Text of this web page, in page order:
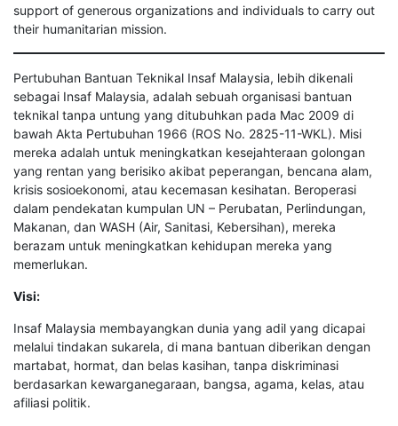
support of generous organizations and individuals to carry out
their humanitarian mission.
Pertubuhan Bantuan Teknikal Insaf Malaysia, lebih dikenali
sebagai Insaf Malaysia, adalah sebuah organisasi bantuan
teknikal tanpa untung yang ditubuhkan pada Mac 2009 di
bawah Akta Pertubuhan 1966 (ROS No. 2825-11-WKL). Misi
mereka adalah untuk meningkatkan kesejahteraan golongan
yang rentan yang berisiko akibat peperangan, bencana alam,
krisis sosioekonomi, atau kecemasan kesihatan. Beroperasi
dalam pendekatan kumpulan UN – Perubatan, Perlindungan,
Makanan, dan WASH (Air, Sanitasi, Kebersihan), mereka
berazam untuk meningkatkan kehidupan mereka yang
memerlukan.
Visi:
Insaf Malaysia membayangkan dunia yang adil yang dicapai
melalui tindakan sukarela, di mana bantuan diberikan dengan
martabat, hormat, dan belas kasihan, tanpa diskriminasi
berdasarkan kewarganegaraan, bangsa, agama, kelas, atau
afiliasi politik.